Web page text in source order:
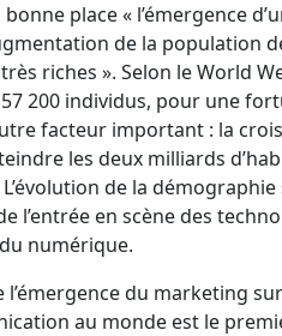
place « l’émergence
de la population
riches ». Selon le World
200 individus, pour une
facteur important : la
les deux milliards
de la
l’entrée en scène des
numérique.
l’émergence du marketing
au monde est le